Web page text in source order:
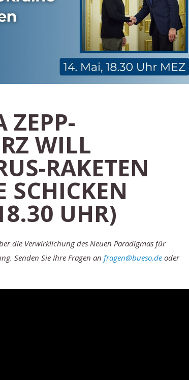
ZEPP-
WILL
RAKETEN
SCHICKEN
UHR)
die Verwirklichung des Neuen Paradigmas für
Senden Sie Ihre Fragen an fragen@bueso.de oder